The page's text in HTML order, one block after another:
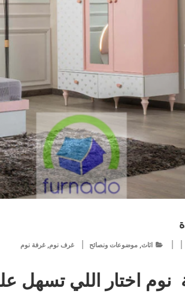
اثاث, موضوعات ونصائح غرف نوم, غرفة نوم
نوم اختار اللي تسهل